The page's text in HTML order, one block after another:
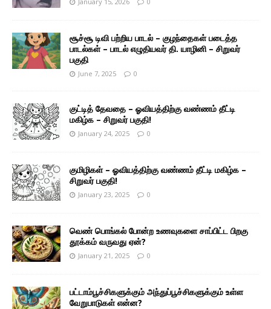
சூச்சூ டிவி பற்றிய பாடல் – குழந்தைகள் படைத்த
பாடல்கள் – பாடல் எழுதியவர் தி. யாழினி – சிறுவர்
பகுதி
June 7, 2025 0
குட்டித் தேவதை – ஓவியத்திற்கு வண்ணம் தீட்டி
மகிழ்க – சிறுவர் பகுதி!
January 24, 2025 0
குமிழிகள் – ஓவியத்திற்கு வண்ணம் தீட்டி மகிழ்க –
சிறுவர் பகுதி!
January 23, 2025 0
வெண் பொங்கல் போன்ற உணவுகளை சாப்பிட்ட பிறகு
தூக்கம் வருவது ஏன்?
January 21, 2025 0
பட்டாம்பூச்சிகளுக்கும் அந்துப்பூச்சிகளுக்கும் உள்ள
வேறுபாடுகள் என்ன?